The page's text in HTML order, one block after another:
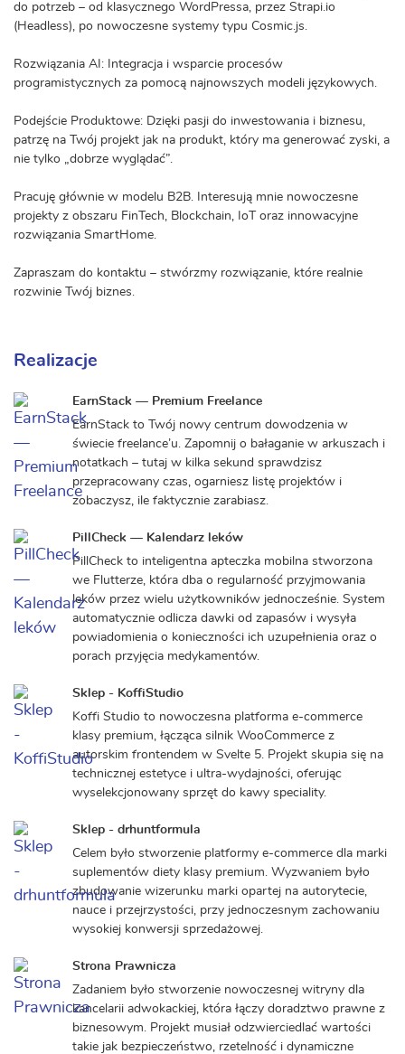
do potrzeb – od klasycznego WordPressa, przez Strapi.io
(Headless), po nowoczesne systemy typu Cosmic.js.
Rozwiązania AI: Integracja i wsparcie procesów
programistycznych za pomocą najnowszych modeli językowych.
Podejście Produktowe: Dzięki pasji do inwestowania i biznesu,
patrzę na Twój projekt jak na produkt, który ma generować zyski, a
nie tylko „dobrze wyglądać”.
Pracuję głównie w modelu B2B. Interesują mnie nowoczesne
projekty z obszaru FinTech, Blockchain, IoT oraz innowacyjne
rozwiązania SmartHome.
Zapraszam do kontaktu – stwórzmy rozwiązanie, które realnie
rozwinie Twój biznes.
Realizacje
EarnStack — Premium Freelance
EarnStack to Twój nowy centrum dowodzenia w
świecie freelance’u. Zapomnij o bałaganie w arkuszach i
notatkach – tutaj w kilka sekund sprawdzisz
przepracowany czas, ogarniesz listę projektów i
zobaczysz, ile faktycznie zarabiasz.
PillCheck — Kalendarz leków
PillCheck to inteligentna apteczka mobilna stworzona
we Flutterze, która dba o regularność przyjmowania
leków przez wielu użytkowników jednocześnie. System
automatycznie odlicza dawki od zapasów i wysyła
powiadomienia o konieczności ich uzupełnienia oraz o
porach przyjęcia medykamentów.
Sklep - KoffiStudio
Koffi Studio to nowoczesna platforma e-commerce
klasy premium, łącząca silnik WooCommerce z
autorskim frontendem w Svelte 5. Projekt skupia się na
technicznej estetyce i ultra-wydajności, oferując
wyselekcjonowany sprzęt do kawy speciality.
Sklep - drhuntformula
Celem było stworzenie platformy e-commerce dla marki
suplementów diety klasy premium. Wyzwaniem było
zbudowanie wizerunku marki opartej na autorytecie,
nauce i przejrzystości, przy jednoczesnym zachowaniu
wysokiej konwersji sprzedażowej.
Strona Prawnicza
Zadaniem było stworzenie nowoczesnej witryny dla
kancelarii adwokackiej, która łączy doradztwo prawne z
biznesowym. Projekt musiał odzwierciedlać wartości
takie jak bezpieczeństwo, rzetelność i dynamiczne